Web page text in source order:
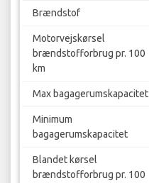
Brændstof
Motorvejskørsel
brændstofforbrug pr. 100
km
Max bagagerumskapacitet
Minimum
bagagerumskapacitet
Blandet kørsel
brændstofforbrug pr. 100